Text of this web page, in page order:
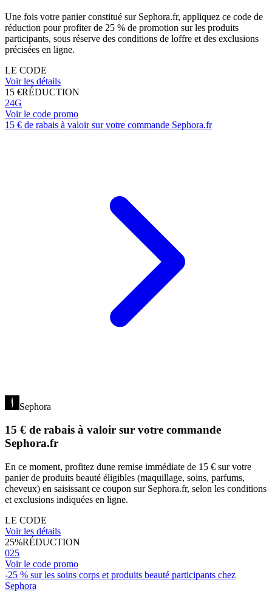
Une fois votre panier constitué sur Sephora.fr, appliquez ce code de
réduction pour profiter de 25 % de promotion sur les produits
participants, sous réserve des conditions de loffre et des exclusions
précisées en ligne.
LE CODE
Voir les détails
15 €RÉDUCTION
24G
Voir le code promo
15 € de rabais à valoir sur votre commande Sephora.fr
Sephora
15 € de rabais à valoir sur votre commande
Sephora.fr
En ce moment, profitez dune remise immédiate de 15 € sur votre
panier de produits beauté éligibles (maquillage, soins, parfums,
cheveux) en saisissant ce coupon sur Sephora.fr, selon les conditions
et exclusions indiquées en ligne.
LE CODE
Voir les détails
25%RÉDUCTION
025
Voir le code promo
-25 % sur les soins corps et produits beauté participants chez
Sephora